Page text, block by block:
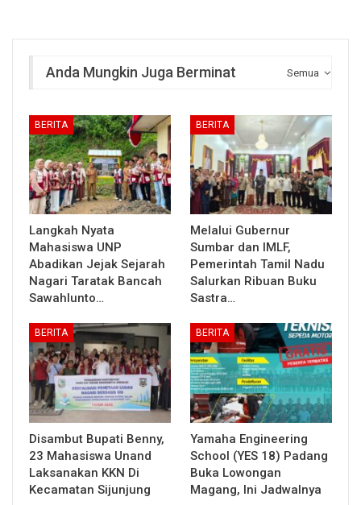
Semua
Anda Mungkin Juga Berminat
BERITA
Langkah Nyata
Mahasiswa UNP
Abadikan Jejak Sejarah
Nagari Taratak Bancah
Sawahlunto…
BERITA
Melalui Gubernur
Sumbar dan IMLF,
Pemerintah Tamil Nadu
Salurkan Ribuan Buku
Sastra…
BERITA
Disambut Bupati Benny,
23 Mahasiswa Unand
Laksanakan KKN Di
Kecamatan Sijunjung
BERITA
Yamaha Engineering
School (YES 18) Padang
Buka Lowongan
Magang, Ini Jadwalnya